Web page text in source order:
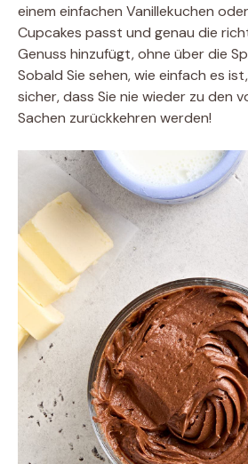
einem einfachen Vanillekuchen
Cupcakes passt und genau die
Genuss hinzufügt, ohne über die
Sobald Sie sehen, wie einfach es
sicher, dass Sie nie wieder zu den
Sachen zurückkehren werden!